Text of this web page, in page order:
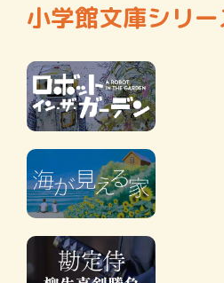
小学館文庫シリ